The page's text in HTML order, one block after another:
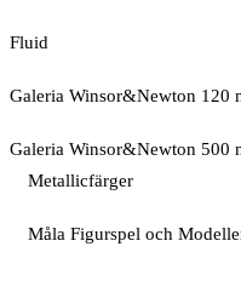
Fluid
Galeria Winsor&Newton 120
Galeria Winsor&Newton 500
Metallicfärger
Måla Figurspel och